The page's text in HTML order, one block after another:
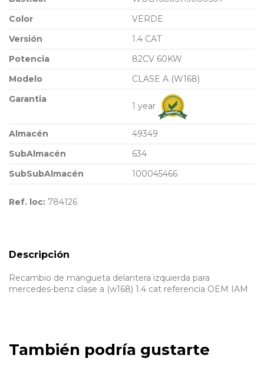
Color
VERDE
Versión
1.4 CAT
Potencia
82CV 60KW
Modelo
CLASE A (W168)
Garantia
1 year
Almacén
49349
SubAlmacén
634
SubSubAlmacén
100045466
Ref. loc: 784126
Descripción
Recambio de mangueta delantera izquierda para
mercedes-benz clase a (w168) 1.4 cat referencia OEM IAM
También podría gustarte